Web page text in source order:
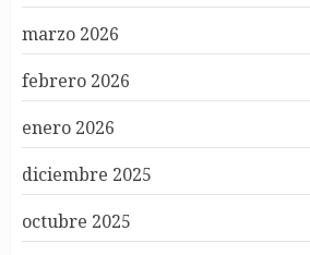
marzo 2026
febrero 2026
enero 2026
diciembre 2025
octubre 2025